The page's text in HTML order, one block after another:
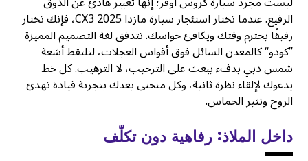
الرفيع. عندما تختار استئجار سيارة مازدا CX3 2025، فإنك تختار
رفيقًا يحترم وقتك ويكافئ حواسك. تتدفق لغة التصميم المميزة
”كودو“ كالمعدن السائل فوق أقواس العجلات، لتلتقط أشعة
شمس دبي بدفء يبعث على الترحيب، لا الترهيب. كل خط
يدعوك لإلقاء نظرة ثانية، وكل منحنى يعدك بتجربة قيادة تهدئ
الروح وتثير الحماس.
داخل الملاذ: رفاهية دون تكلّف